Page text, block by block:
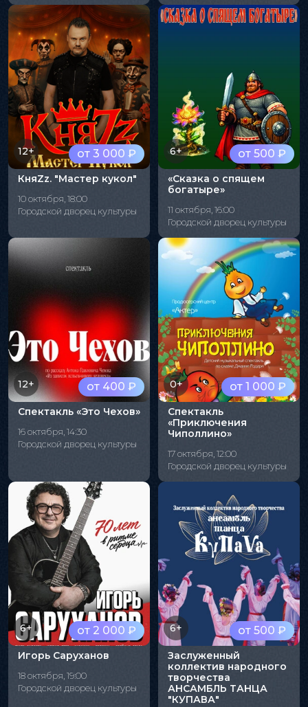
от 3 000 ₽
12+
КняZz. "Мастер кукол"
10 октября, 18:00
Городской дворец культуры
от 500 ₽
6+
«Сказка о спящем
богатыре»
11 октября, 16:00
Городской дворец культуры
от 400 ₽
12+
Спектакль «Это Чехов»
16 октября, 14:30
Городской дворец культуры
от 1 000 ₽
0+
Спектакль
«Приключения
Чиполлино»
17 октября, 12:00
Городской дворец культуры
от 2 000 ₽
6+
Игорь Саруханов
18 октября, 19:00
Городской дворец культуры
от 500 ₽
6+
Заслуженный
коллектив народного
творчества
АНСАМБЛЬ ТАНЦА
"КУПАВА"